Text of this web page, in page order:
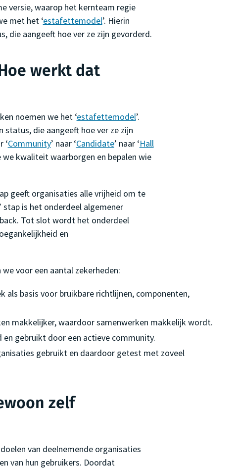
versie, waarop het kernteam regie
met het ‘estafettemodel’. Hierin
die aangeeft hoe ver ze zijn gevorderd.
werkt dat
noemen we het ‘estafettemodel’.
die aangeeft hoe ver ze zijn
‘Community’ naar ‘Candidate’ naar ‘Hall
we kwaliteit waarborgen en bepalen wie
geeft organisaties alle vrijheid om te
stap is het onderdeel algemener
Tot slot wordt het onderdeel
en
voor een aantal zekerheden:
als basis voor bruikbare richtlijnen, componenten,
makkelijker, waardoor samenwerken makkelijk wordt.
gebruikt door een actieve community.
gebruikt en daardoor getest met zoveel
zelf
van deelnemende organisaties
van hun gebruikers. Doordat